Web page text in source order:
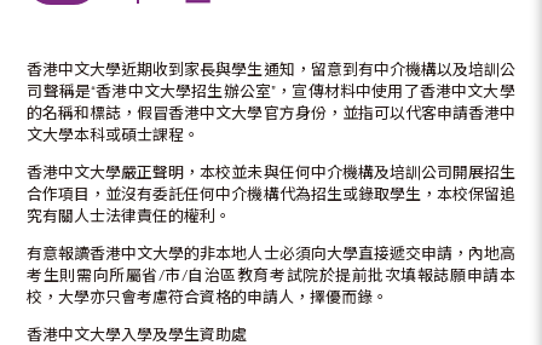
香港中文大學近期收到家長與學生通知，留意到有中介機構以及培訓公
司聲稱是“香港中文大學招生辦公室”，宣傳材料中使用了香港中文大學
的名稱和標誌，假冒香港中文大學官方身份，並指可以代客申請香港中
文大學本科或碩士課程。
香港中文大學嚴正聲明，本校並未與任何中介機構及培訓公司開展招生
合作項目，並沒有委託任何中介機構代為招生或錄取學生，本校保留追
究有關人士法律責任的權利。
有意報讀香港中文大學的非本地人士必須向大學直接遞交申請，內地高
考生則需向所屬省/市/自治區教育考試院於提前批次填報誌願申請本
校，大學亦只會考慮符合資格的申請人，擇優而錄。
香港中文大學入學及學生資助處